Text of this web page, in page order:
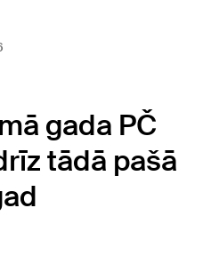
gada PČ
tādā pašā